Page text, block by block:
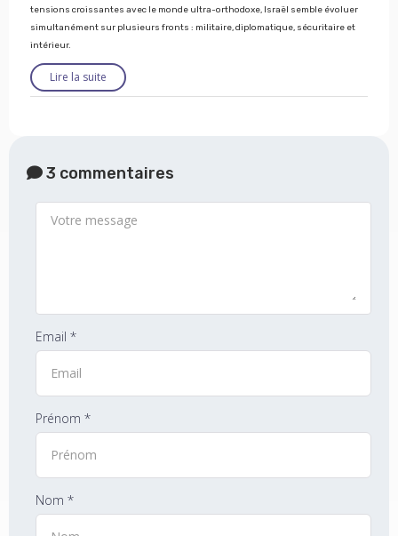
tensions croissantes avec le monde ultra-orthodoxe, Israël semble évoluer
simultanément sur plusieurs fronts : militaire, diplomatique, sécuritaire et
intérieur.
Lire la suite
3 commentaires
Email *
Prénom *
Nom *